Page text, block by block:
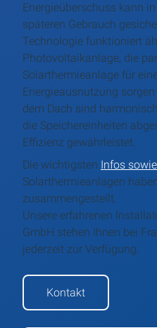
Energieüberschuss kann
späteren Gebrauch
Technologie funktioniert
Photovoltaikanlage, die
Solarthermieanlage für
Energieausnutzung
dem Dach sind
die Speichereinheiten
Effizienz gewährleistet.
Die wichtigsten Infos
Solarthermieanlagen
zusammengestellt.
Unsere erfahrenen
GmbH stehen Ihnen bei
jederzeit zur Verfügung.
Kontakt